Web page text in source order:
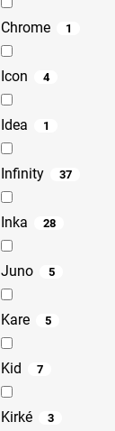
Chrome 1
Icon 4
Idea 1
Infinity 37
Inka 28
Juno 5
Kare 5
Kid 7
Kirké 3